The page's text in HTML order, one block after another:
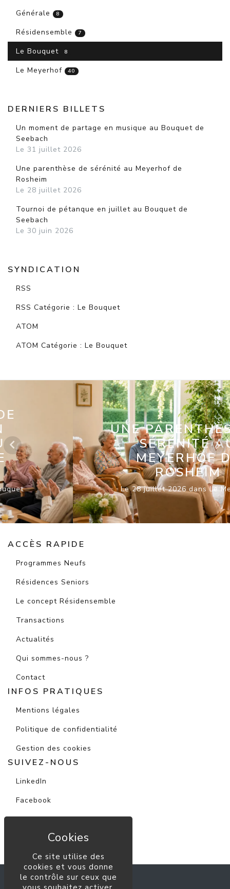
Générale
8
Résidensemble 7
Le Bouquet 8
Le Meyerhof 40
DERNIERS BILLETS
Un moment de partage en musique au Bouquet de
Seebach
Le 31 juillet 2026
Une parenthèse de sérénité au Meyerhof de
Rosheim
Le 28 juillet 2026
Tournoi de pétanque en juillet au Bouquet de
Seebach
Le 30 juin 2026
SYNDICATION
RSS
RSS Catégorie : Le Bouquet
ATOM
ATOM Catégorie : Le Bouquet
UNE PARENTHÈSE DE
SÉRÉNITÉ AU
MEYERHOF DE
ROSHEIM
Le 28 juillet 2026 dans Le Meyerhof
ACCÈS RAPIDE
Programmes Neufs
Résidences Seniors
Le concept Résidensemble
Transactions
Actualités
Qui sommes-nous ?
Contact
INFOS PRATIQUES
Mentions légales
Politique de confidentialité
Gestion des cookies
SUIVEZ-NOUS
LinkedIn
Facebook
Instagram
ALFA Immobilier
Ce site utilise des
cookies et vous donne
le contrôle sur ceux que